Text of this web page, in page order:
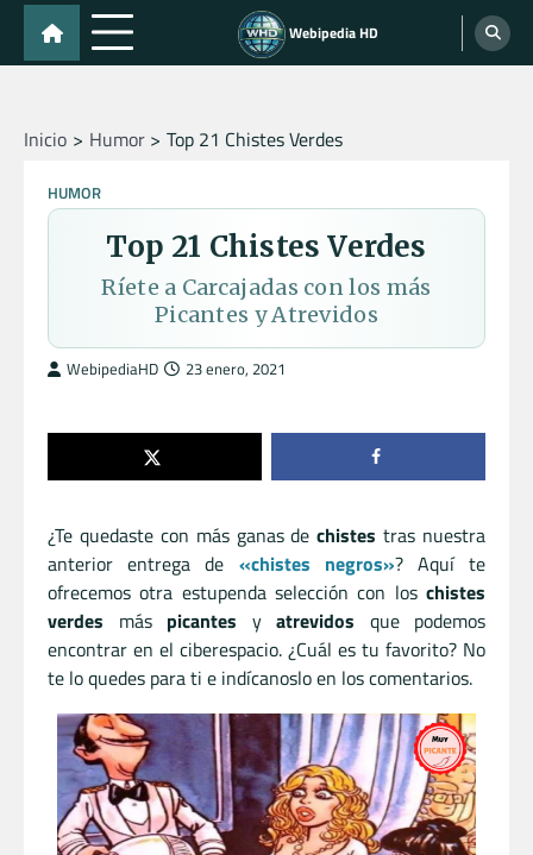
Skip
content
Webipedia HD
Inicio Humor Top 21 Chistes Verdes
HUMOR
Top 21 Chistes Verdes
Ríete a Carcajadas con los más
Picantes y Atrevidos
WebipediaHD 23 enero, 2021
¿Te quedaste con más ganas dechistes tras nuestra
anterior entrega de «chistes negros»? Aquí te
ofrecemos otra estupenda selección con los chistes
verdes más picantes y atrevidos que podemos
encontrar en el ciberespacio. ¿Cuál es tu favorito? No
te lo quedes para ti e indícanoslo en los comentarios.